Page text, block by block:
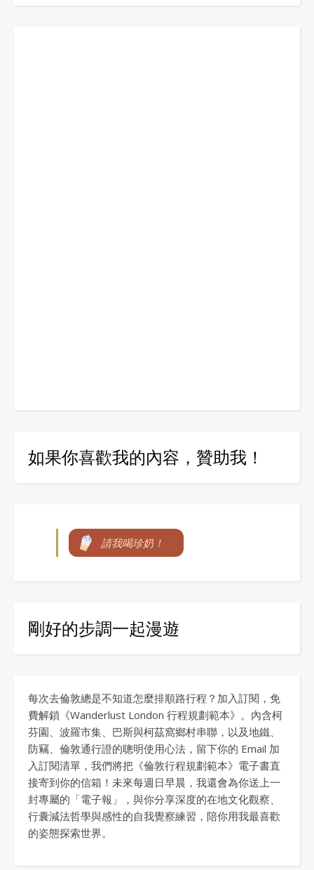
如果你喜歡我的內容，贊助我！
請我喝珍奶！
剛好的步調一起漫遊
每次去倫敦總是不知道怎麼排順路行程？加入訂閱，免
費解鎖《Wanderlust London 行程規劃範本》。內含柯
芬園、波羅市集、巴斯與柯茲窩鄉村串聯，以及地鐵、
防竊、倫敦通行證的聰明使用心法，留下你的 Email 加
入訂閱清單，我們將把《倫敦行程規劃範本》電子書直
接寄到你的信箱！未來每週日早晨，我還會為你送上一
封專屬的「電子報」，與你分享深度的在地文化觀察、
行囊減法哲學與感性的自我覺察練習，陪你用我最喜歡
的姿態探索世界。